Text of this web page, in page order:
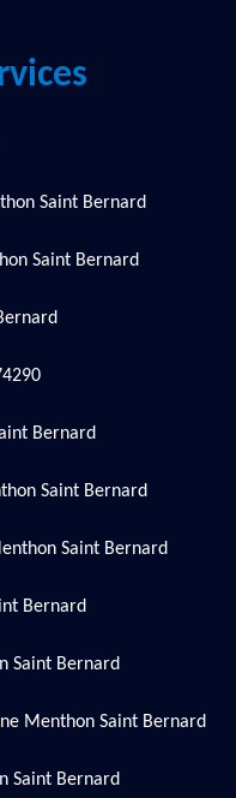
Saint Bernard
Saint Bernard
Bernard
Saint Bernard
Saint Bernard
Bernard
Saint Bernard
Menthon Saint Bernard
Saint Bernard